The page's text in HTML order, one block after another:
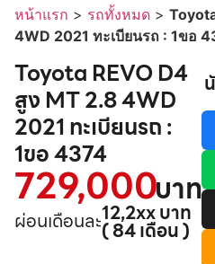
หน้าแรก > รถทั้งหมด >
4WD 2021 ทะเบียนรถ : 1ขอ
Toyota REVO D4
สูง MT 2.8 4WD
2021 ทะเบียนรถ :
1ขอ 4374
729,000บาท
ผ่อนเดือนละ12,2xx บาท
( 84 เดือน )